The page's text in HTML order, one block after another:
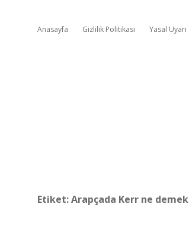
Anasayfa Gizlilik Politikası Yasal Uyarı
Etiket:Arapçada Kerr ne demek